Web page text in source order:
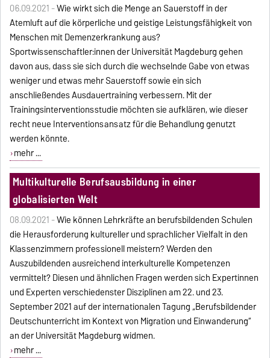
06.09.2021 -Wie wirkt sich die Menge an Sauerstoff in der
Atemluft auf die körperliche und geistige Leistungsfähigkeit von
Menschen mit Demenzerkrankung aus?
Sportwissenschaftler:innen der Universität Magdeburg gehen
davon aus, dass sie sich durch die wechselnde Gabe von etwas
weniger und etwas mehr Sauerstoff sowie ein sich
anschließendes Ausdauertraining verbessern. Mit der
Trainingsinterventionsstudie möchten sie aufklären, wie dieser
recht neue Interventionsansatz für die Behandlung genutzt
werden könnte.
mehr ...
Multikulturelle Berufsausbildung in einer
globalisierten Welt
08.09.2021 -Wie können Lehrkräfte an berufsbildenden Schulen
die Herausforderung kultureller und sprachlicher Vielfalt in den
Klassenzimmern professionell meistern? Werden den
Auszubildenden ausreichend interkulturelle Kompetenzen
vermittelt? Diesen und ähnlichen Fragen werden sich Expertinnen
und Experten verschiedenster Disziplinen am 22. und 23.
September 2021 auf der internationalen Tagung „Berufsbildender
Deutschunterricht im Kontext von Migration und Einwanderung“
an der Universität Magdeburg widmen.
mehr ...